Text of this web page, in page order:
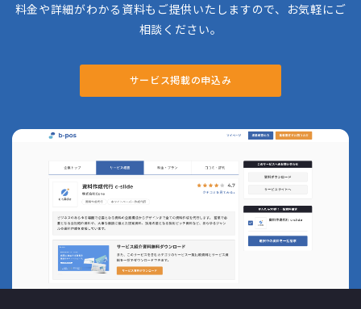
料金や詳細がわかる資料もご提供いたしますので、お気軽にご
相談ください。
サービス掲載の申込み